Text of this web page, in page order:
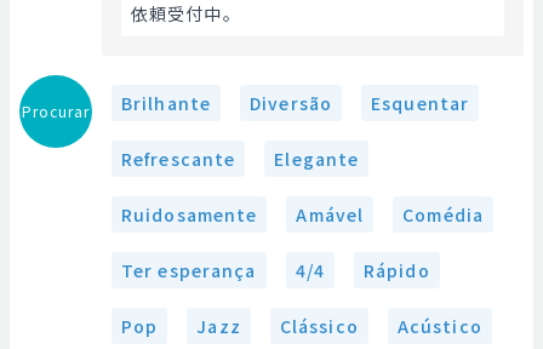
依頼受付中。
Procurar Brilhante Diversão Esquentar
Refrescante Elegante
Ruidosamente Amável Comédia
Ter esperança 4/4 Rápido
Pop Jazz Clássico Acústico